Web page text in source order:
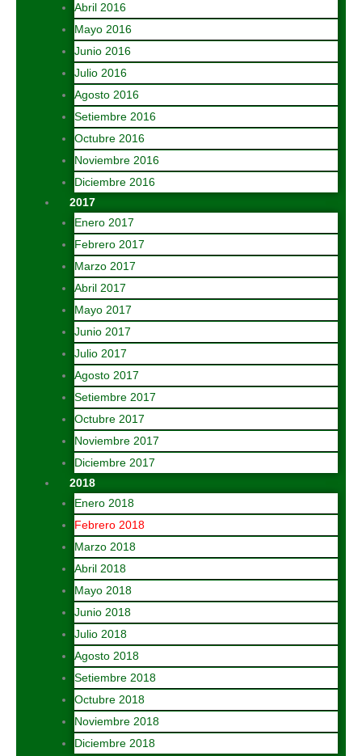
Abril 2016
Mayo 2016
Junio 2016
Julio 2016
Agosto 2016
Setiembre 2016
Octubre 2016
Noviembre 2016
Diciembre 2016
2017
Enero 2017
Febrero 2017
Marzo 2017
Abril 2017
Mayo 2017
Junio 2017
Julio 2017
Agosto 2017
Setiembre 2017
Octubre 2017
Noviembre 2017
Diciembre 2017
2018
Enero 2018
Febrero 2018
Marzo 2018
Abril 2018
Mayo 2018
Junio 2018
Julio 2018
Agosto 2018
Setiembre 2018
Octubre 2018
Noviembre 2018
Diciembre 2018